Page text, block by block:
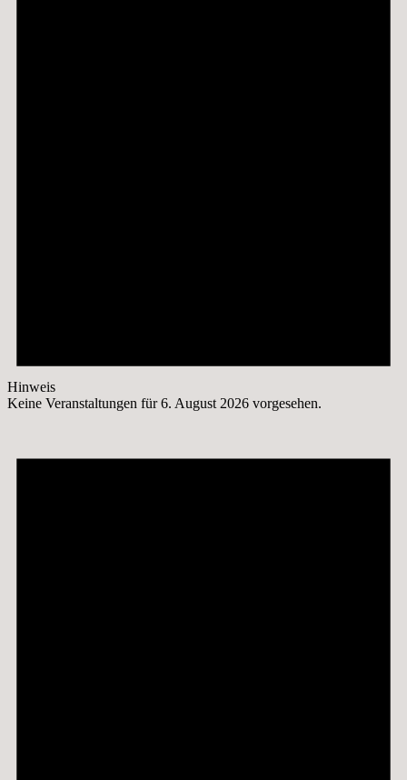
Hinweis
Keine Veranstaltungen für 6. August 2026 vorgesehen.